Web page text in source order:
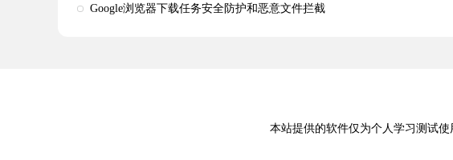
Google浏览器下载任务安全防护和恶意文件拦截
本站提供的软件仅为个人学习测试